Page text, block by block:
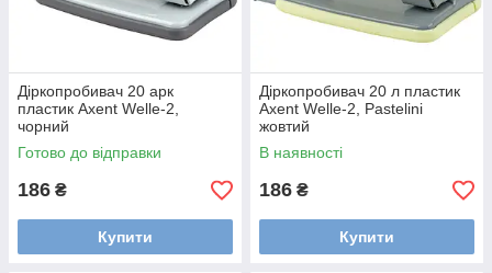
Діркопробивач 20 арк
пластик Axent Welle-2,
чорний
Готово до відправки
186 ₴
Купити
Діркопробивач 20 л пластик
Axent Welle-2, Pastelini
жовтий
В наявності
186 ₴
Купити